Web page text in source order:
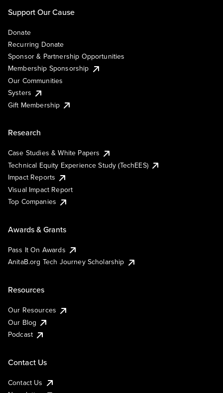
Support Our Cause
Donate
Recurring Donate
Sponsor & Partnership Opportunities
Membership Sponsorship
Our Communities
Systers
Gift Membership
Research
Case Studies & White Papers
Technical Equity Experience Study (TechEES)
Impact Reports
Visual Impact Report
Top Companies
Awards & Grants
Pass It On Awards
AnitaB.org Tech Journey Scholarship
Resources
Our Resources
Our Blog
Podcast
Contact Us
Contact Us